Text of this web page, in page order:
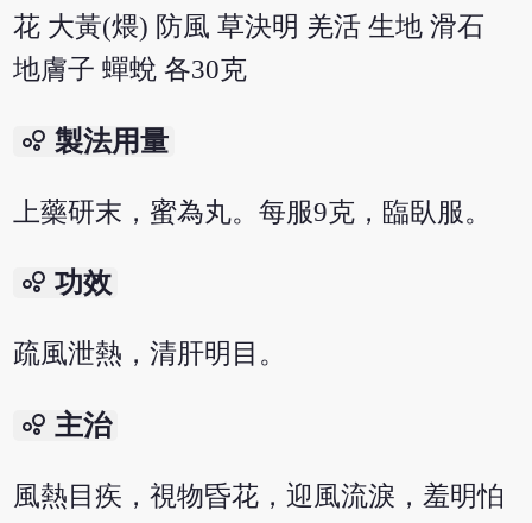
花 大黃(煨) 防風 草決明 羌活 生地 滑石
地膚子 蟬蛻 各30克
bubble_chart 製法用量
上藥研末，蜜為丸。每服9克，臨臥服。
bubble_chart 功效
疏風泄熱，清肝明目。
bubble_chart 主治
風熱目疾，視物昏花，迎風流淚，羞明怕